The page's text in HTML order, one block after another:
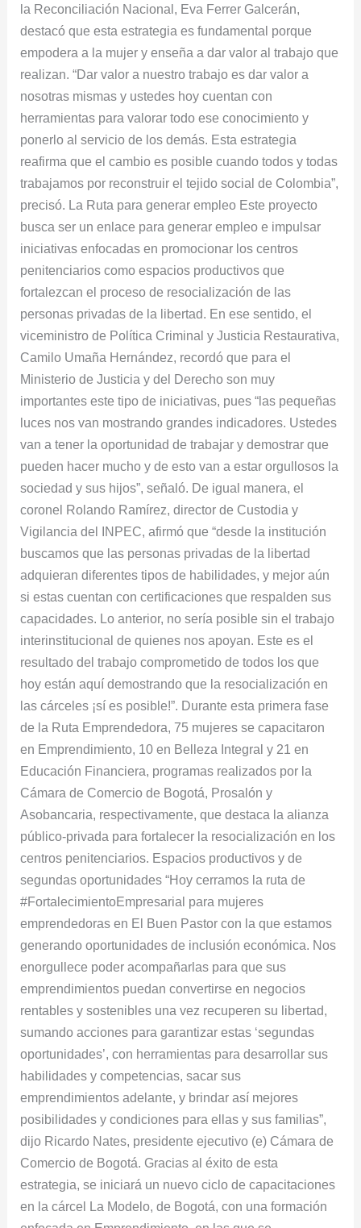
la Reconciliación Nacional, Eva Ferrer Galcerán,
destacó que esta estrategia es fundamental porque
empodera a la mujer y enseña a dar valor al trabajo que
realizan. “Dar valor a nuestro trabajo es dar valor a
nosotras mismas y ustedes hoy cuentan con
herramientas para valorar todo ese conocimiento y
ponerlo al servicio de los demás. Esta estrategia
reafirma que el cambio es posible cuando todos y todas
trabajamos por reconstruir el tejido social de Colombia”,
precisó. La Ruta para generar empleo Este proyecto
busca ser un enlace para generar empleo e impulsar
iniciativas enfocadas en promocionar los centros
penitenciarios como espacios productivos que
fortalezcan el proceso de resocialización de las
personas privadas de la libertad. En ese sentido, el
viceministro de Política Criminal y Justicia Restaurativa,
Camilo Umaña Hernández, recordó que para el
Ministerio de Justicia y del Derecho son muy
importantes este tipo de iniciativas, pues “las pequeñas
luces nos van mostrando grandes indicadores. Ustedes
van a tener la oportunidad de trabajar y demostrar que
pueden hacer mucho y de esto van a estar orgullosos la
sociedad y sus hijos”, señaló. De igual manera, el
coronel Rolando Ramírez, director de Custodia y
Vigilancia del INPEC, afirmó que “desde la institución
buscamos que las personas privadas de la libertad
adquieran diferentes tipos de habilidades, y mejor aún
si estas cuentan con certificaciones que respalden sus
capacidades. Lo anterior, no sería posible sin el trabajo
interinstitucional de quienes nos apoyan. Este es el
resultado del trabajo comprometido de todos los que
hoy están aquí demostrando que la resocialización en
las cárceles ¡sí es posible!”. Durante esta primera fase
de la Ruta Emprendedora, 75 mujeres se capacitaron
en Emprendimiento, 10 en Belleza Integral y 21 en
Educación Financiera, programas realizados por la
Cámara de Comercio de Bogotá, Prosalón y
Asobancaria, respectivamente, que destaca la alianza
público-privada para fortalecer la resocialización en los
centros penitenciarios. Espacios productivos y de
segundas oportunidades “Hoy cerramos la ruta de
#FortalecimientoEmpresarial para mujeres
emprendedoras en El Buen Pastor con la que estamos
generando oportunidades de inclusión económica. Nos
enorgullece poder acompañarlas para que sus
emprendimientos puedan convertirse en negocios
rentables y sostenibles una vez recuperen su libertad,
sumando acciones para garantizar estas ‘segundas
oportunidades’, con herramientas para desarrollar sus
habilidades y competencias, sacar sus
emprendimientos adelante, y brindar así mejores
posibilidades y condiciones para ellas y sus familias”,
dijo Ricardo Nates, presidente ejecutivo (e) Cámara de
Comercio de Bogotá. Gracias al éxito de esta
estrategia, se iniciará un nuevo ciclo de capacitaciones
en la cárcel La Modelo, de Bogotá, con una formación